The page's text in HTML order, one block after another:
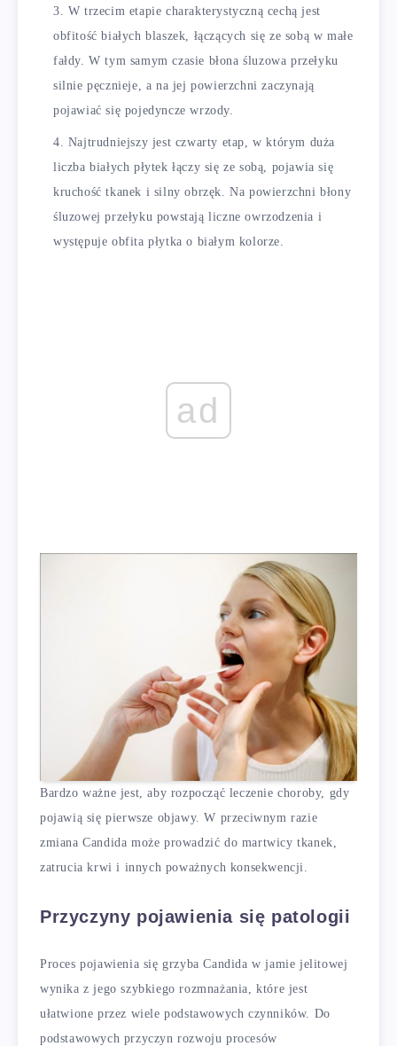
W trzecim etapie charakterystyczną cechą jest
obfitość białych blaszek, łączących się ze sobą w małe
fałdy. W tym samym czasie błona śluzowa przełyku
silnie pęcznieje, a na jej powierzchni zaczynają
pojawiać się pojedyncze wrzody.
Najtrudniejszy jest czwarty etap, w którym duża
liczba białych płytek łączy się ze sobą, pojawia się
kruchość tkanek i silny obrzęk. Na powierzchni błony
śluzowej przełyku powstają liczne owrzodzenia i
występuje obfita płytka o białym kolorze.
ad
Bardzo ważne jest, aby rozpocząć leczenie choroby, gdy
pojawią się pierwsze objawy. W przeciwnym razie
zmiana Candida może prowadzić do martwicy tkanek,
zatrucia krwi i innych poważnych konsekwencji.
Przyczyny pojawienia się patologii
Proces pojawienia się grzyba Candida w jamie jelitowej
wynika z jego szybkiego rozmnażania, które jest
ułatwione przez wiele podstawowych czynników. Do
podstawowych przyczyn rozwoju procesów